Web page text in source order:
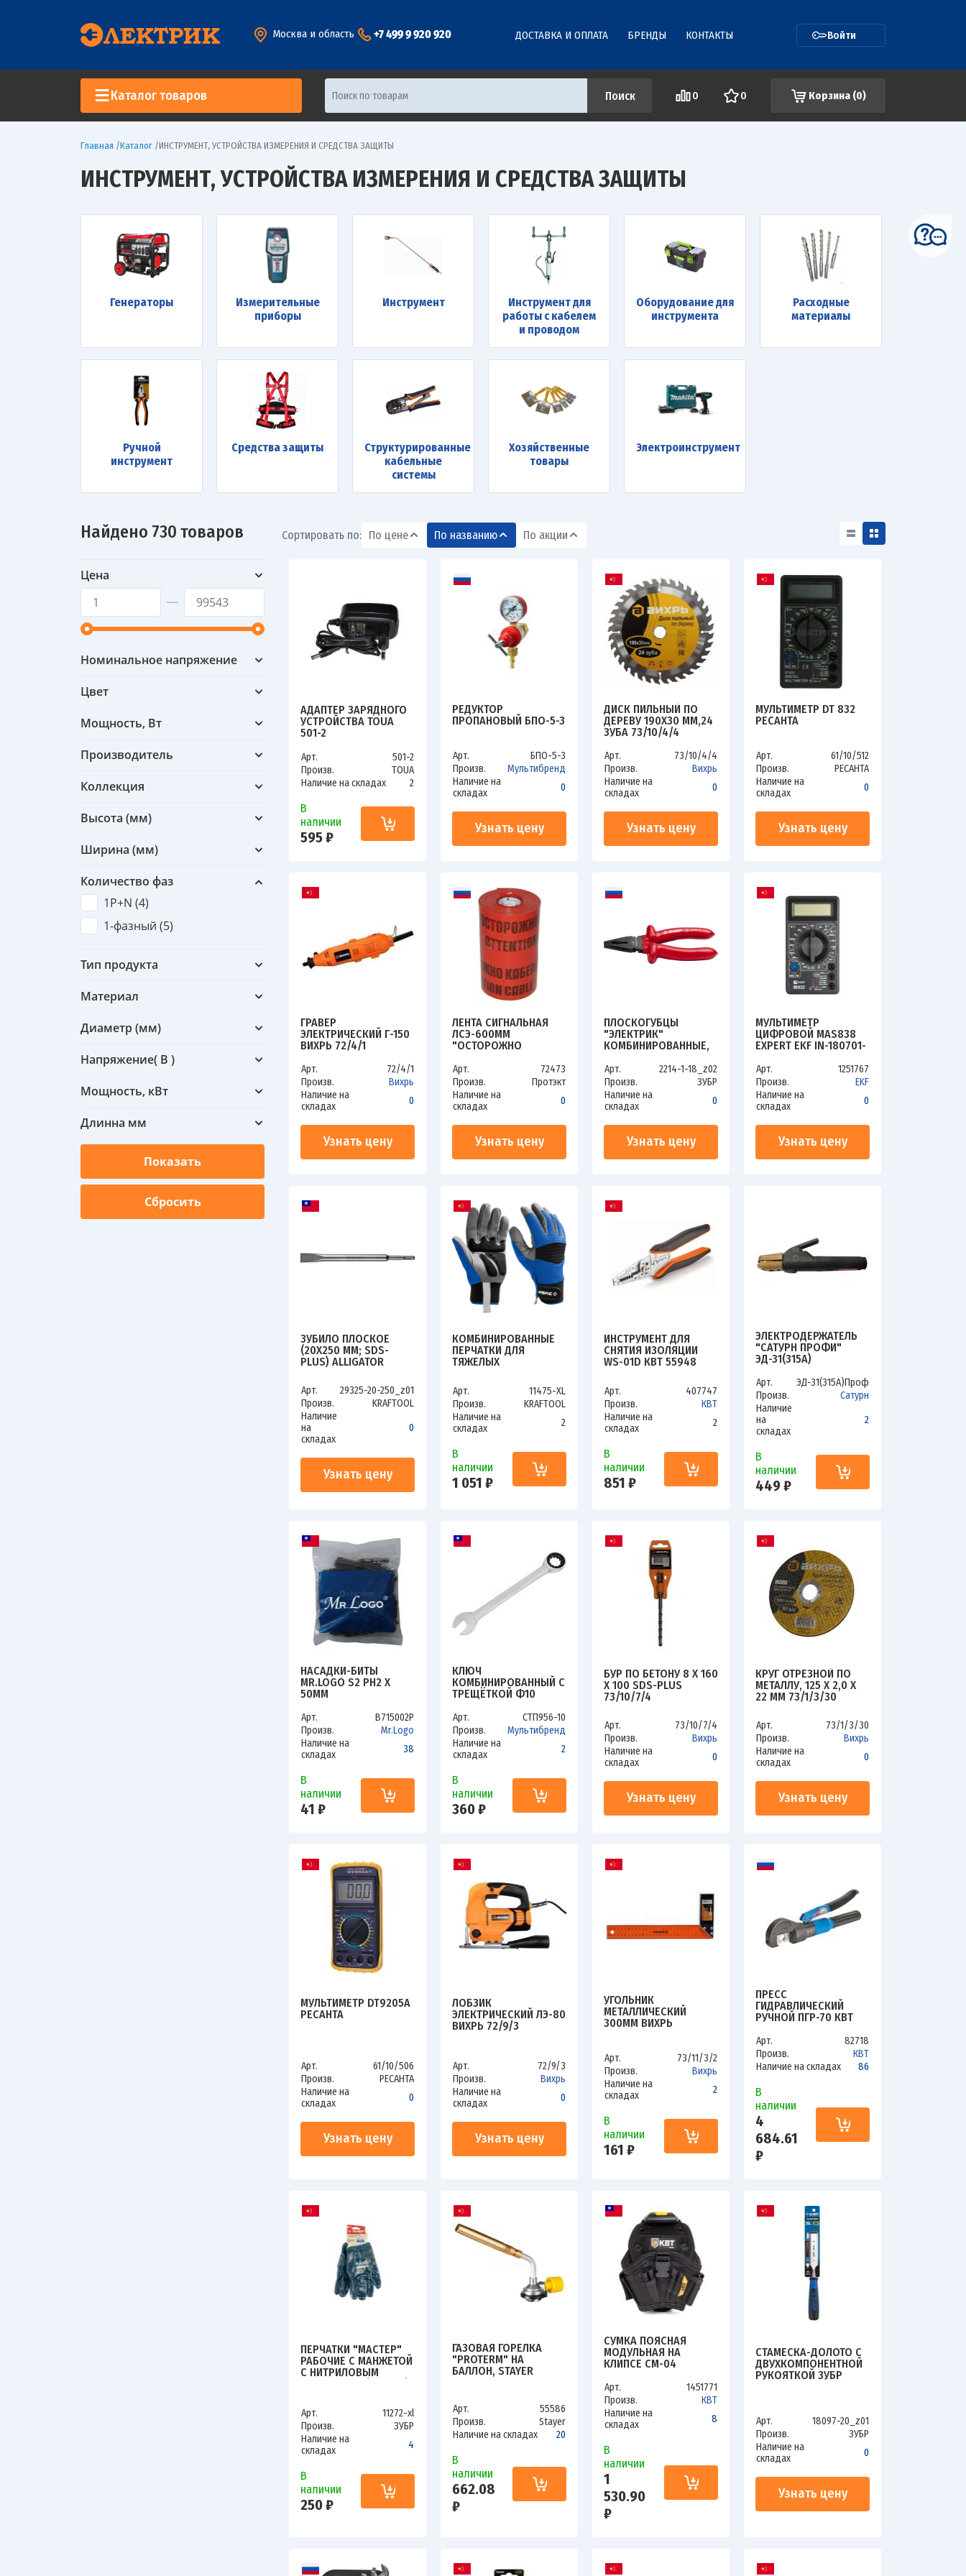
Москва и область +7 499 9 920 920 ДОСТАВКА И ОПЛАТА БРЕНДЫ КОНТАКТЫ Войти
Каталог товаров 0 0 Корзина (0)
Главная /Каталог /ИНСТРУМЕНТ, УСТРОЙСТВА ИЗМЕРЕНИЯ И СРЕДСТВА ЗАЩИТЫ
ИНСТРУМЕНТ, УСТРОЙСТВА ИЗМЕРЕНИЯ И СРЕДСТВА ЗАЩИТЫ
Генераторы
Измерительные
приборы
Инструмент
Инструмент для
работы с кабелем
и проводом
Оборудование для
инструмента
Расходные
материалы
Ручной
инструмент
Средства защиты
Структурированные
кабельные
системы
Хозяйственные
товары
Электроинструмент
Найдено 730 товаров
Цена
Номинальное напряжение
Цвет
Мощность, Вт
Производитель
Коллекция
Высота (мм)
Ширина (мм)
Количество фаз
1P+N (4)
1-фазный (5)
Тип продукта
Материал
Диаметр (мм)
Напряжение( В )
Мощность, кВт
Длинна мм
Сортировать по: По цене По названию По акции
АДАПТЕР ЗАРЯДНОГО
УСТРОЙСТВА TOUA
501-2
Арт.
501-2
Произв.
TOUA
Наличие на складах
2
В
наличии
595 ₽
РЕДУКТОР
ПРОПАНОВЫЙ БПО-5-3
Арт.
БПО-5-3
Произв.
Мультибренд
Наличие на
складах
0
Узнать цену
ДИСК ПИЛЬНЫЙ ПО
ДЕРЕВУ 190Х30 ММ,24
ЗУБА 73/10/4/4
Арт.
73/10/4/4
Произв.
Вихрь
Наличие на
складах
0
Узнать цену
МУЛЬТИМЕТР DT 832
РЕСАНТА
Арт.
61/10/512
Произв.
РЕСАНТА
Наличие на
складах
0
Узнать цену
ГРАВЕР
ЭЛЕКТРИЧЕСКИЙ Г-150
ВИХРЬ 72/4/1
Арт.
72/4/1
Произв.
Вихрь
Наличие на
складах
0
Узнать цену
ЛЕНТА СИГНАЛЬНАЯ
ЛСЭ-600ММ
"ОСТОРОЖНО
(РУЛ.100М) ПРОТЭКТ
ЛСЭ-600/100 КР/Ч
Арт.
72473
Произв.
Протэкт
Наличие на
складах
0
Узнать цену
ПЛОСКОГУБЦЫ
"ЭЛЕКТРИК"
КОМБИНИРОВАННЫЕ,
ВЫСОКОВОЛЬТНЫЕ
ДО ~1000В,
МАСЛОБЕНЗОСТОЙКАЯ
РУКОЯТКА, 180ММ,
ЗУБР МАСТЕР 2214-1-18
Арт.
2214-1-18_z02
Произв.
ЗУБР
Наличие на
складах
0
Узнать цену
МУЛЬТИМЕТР
ЦИФРОВОЙ MAS838
EXPERT EKF IN-180701-
Арт.
1251767
Произв.
EKF
Наличие на
складах
0
Узнать цену
ЗУБИЛО ПЛОСКОЕ
(20Х250 ММ; SDS-
PLUS) ALLIGATOR
250_Z01
Арт.
29325-20-250_z01
Произв.
KRAFTOOL
Наличие
на
складах
0
Узнать цену
КОМБИНИРОВАННЫЕ
ПЕРЧАТКИ ДЛЯ
ТЯЖЕЛЫХ
ЗУБР МОНТАЖНИК
11475-XL
Арт.
11475-XL
Произв.
KRAFTOOL
Наличие на
складах
2
В
наличии
1 051 ₽
ИНСТРУМЕНТ ДЛЯ
СНЯТИЯ ИЗОЛЯЦИИ
WS-01D КВТ 55948
Арт.
407747
Произв.
КВТ
Наличие на
складах
2
В
наличии
851 ₽
ЭЛЕКТРОДЕРЖАТЕЛЬ
"САТУРН ПРОФИ"
ЭД-31(315А)
Арт.
ЭД-31(315А)Проф
Произв.
Сатурн
Наличие
на
складах
2
В
наличии
449 ₽
НАСАДКИ-БИТЫ
MR.LOGO S2 PH2 Х
50ММ
Арт.
B715002P
Произв.
Mr.Logo
Наличие на
складах
38
В
наличии
41 ₽
КЛЮЧ
КОМБИНИРОВАННЫЙ С
ТРЕЩЁТКОЙ Ф10
Арт.
СТП956-10
Произв.
Мультибренд
Наличие на
складах
2
В
наличии
360 ₽
БУР ПО БЕТОНУ 8 X 160
X 100 SDS-PLUS
73/10/7/4
Арт.
73/10/7/4
Произв.
Вихрь
Наличие на
складах
0
Узнать цену
КРУГ ОТРЕЗНОЙ ПО
МЕТАЛЛУ, 125 Х 2,0 Х
22 ММ 73/1/3/30
Арт.
73/1/3/30
Произв.
Вихрь
Наличие на
складах
0
Узнать цену
МУЛЬТИМЕТР DT9205A
РЕСАНТА
Арт.
61/10/506
Произв.
РЕСАНТА
Наличие на
складах
0
Узнать цену
ЛОБЗИК
ЭЛЕКТРИЧЕСКИЙ ЛЭ-80
ВИХРЬ 72/9/3
Арт.
72/9/3
Произв.
Вихрь
Наличие на
складах
0
Узнать цену
УГОЛЬНИК
МЕТАЛЛИЧЕСКИЙ
300ММ ВИХРЬ
Арт.
73/11/3/2
Произв.
Вихрь
Наличие на
складах
2
В
наличии
161 ₽
ПРЕСС
ГИДРАВЛИЧЕСКИЙ
РУЧНОЙ ПГР-70 КВТ
Арт.
82718
Произв.
КВТ
Наличие на складах
86
В
наличии
4
684.61
₽
ПЕРЧАТКИ "МАСТЕР"
РАБОЧИЕ С МАНЖЕТОЙ
С НИТРИЛОВЫМ
Арт.
11272-xl
Произв.
ЗУБР
Наличие на
складах
4
В
наличии
250 ₽
ГАЗОВАЯ ГОРЕЛКА
"PROTERM" НА
БАЛЛОН, STAYER
ПЛАМЕНИ, ВИХРЕВОЕ
ПЛАМЯ,ЦАНГОВОЕ
СОЕДИНЕНИЕ, 1300С
Арт.
55586
Произв.
Stayer
Наличие на складах
20
В
наличии
662.08
₽
СУМКА ПОЯСНАЯ
МОДУЛЬНАЯ НА
КЛИПСЕ СМ-04
83138
Арт.
1451771
Произв.
КВТ
Наличие на
складах
8
В
наличии
1
530.90
₽
СТАМЕСКА-ДОЛОТО С
ДВУХКОМПОНЕНТНОЙ
РУКОЯТКОЙ ЗУБР
Арт.
18097-20_z01
Произв.
ЗУБР
Наличие на
складах
0
Узнать цену